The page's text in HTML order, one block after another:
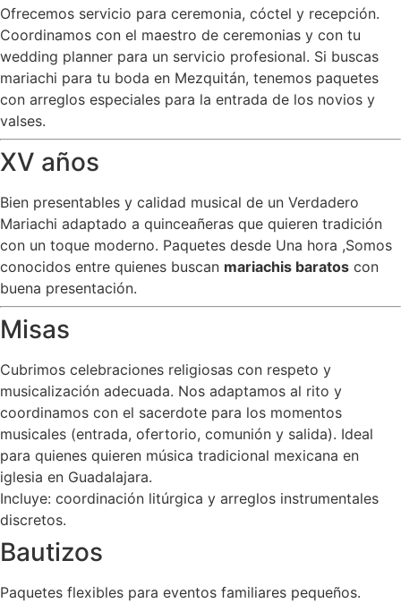
Ofrecemos servicio para ceremonia, cóctel y recepción.
Coordinamos con el maestro de ceremonias y con tu
wedding planner para un servicio profesional. Si buscas
mariachi para tu boda en Mezquitán, tenemos paquetes
con arreglos especiales para la entrada de los novios y
valses.
XV años
Bien presentables y calidad musical de un Verdadero
Mariachi adaptado a quinceañeras que quieren tradición
con un toque moderno. Paquetes desde Una hora ,Somos
conocidos entre quienes buscan mariachis baratos con
buena presentación.
Misas
Cubrimos celebraciones religiosas con respeto y
musicalización adecuada. Nos adaptamos al rito y
coordinamos con el sacerdote para los momentos
musicales (entrada, ofertorio, comunión y salida). Ideal
para quienes quieren música tradicional mexicana en
iglesia en Guadalajara.
Incluye: coordinación litúrgica y arreglos instrumentales
discretos.
Bautizos
Paquetes flexibles para eventos familiares pequeños.